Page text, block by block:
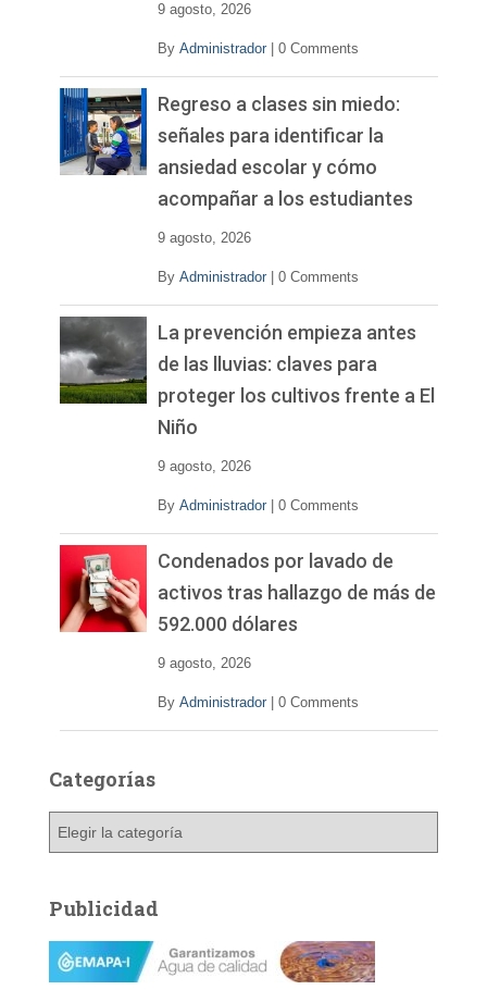
9 agosto, 2026
By Administrador 0 Comments
Regreso a clases sin miedo:
señales para identificar la
ansiedad escolar y cómo
acompañar a los estudiantes
9 agosto, 2026
By Administrador 0 Comments
La prevención empieza antes
de las lluvias: claves para
proteger los cultivos frente a El
Niño
9 agosto, 2026
By Administrador 0 Comments
Condenados por lavado de
activos tras hallazgo de más de
592.000 dólares
9 agosto, 2026
By Administrador 0 Comments
Categorías
g
o
Publicidad